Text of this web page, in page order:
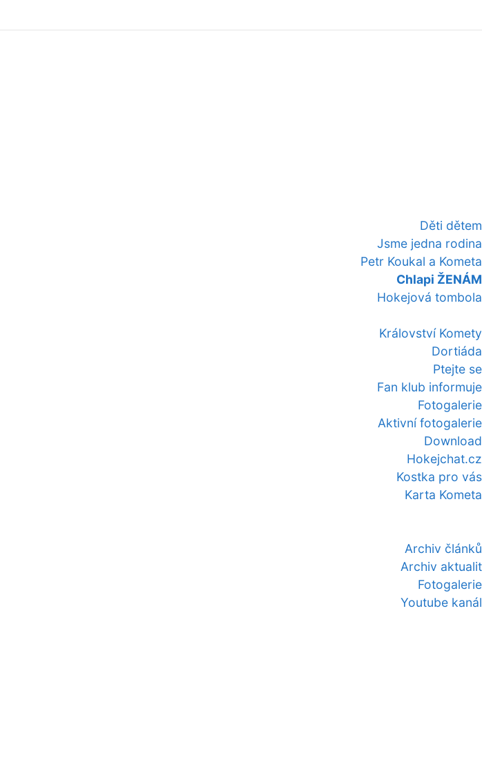
Děti dětem
Jsme jedna rodina
Petr Koukal a Kometa
Chlapi ŽENÁM
Hokejová tombola
Království Komety
Dortiáda
Ptejte se
Fan klub informuje
Fotogalerie
Aktivní fotogalerie
Download
Hokejchat.cz
Kostka pro vás
Karta Kometa
Archiv článků
Archiv aktualit
Fotogalerie
Youtube kanál